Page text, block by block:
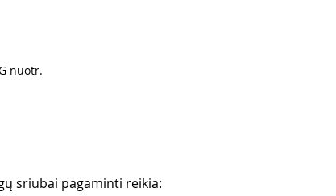
nuotr.
sriubai pagaminti reikia: